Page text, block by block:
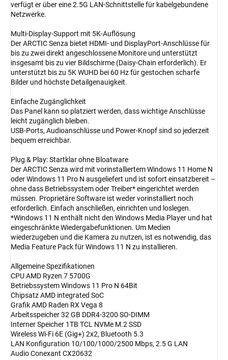
verfügt er über eine 2.5G LAN-Schnittstelle für kabelgebundene
Netzwerke.
Multi-Display-Support mit 5K-Auflösung
Der ARCTIC Senza bietet HDMI- und DisplayPort-Anschlüsse für
bis zu zwei direkt angeschlossene Monitore und unterstützt
insgesamt bis zu vier Bildschirme (Daisy-Chain erforderlich). Er
unterstützt bis zu 5K WUHD bei 60 Hz für gestochen scharfe
Bilder und höchste Detailgenauigkeit.
Einfache Zugänglichkeit
Das Panel kann so platziert werden, dass wichtige Anschlüsse
leicht zugänglich bleiben.
USB-Ports, Audioanschlüsse und Power-Knopf sind so jederzeit
bequem erreichbar.
Plug & Play: Startklar ohne Bloatware
Der ARCTIC Senza wird mit vorinstalliertem Windows 11 Home N
oder Windows 11 Pro N ausgeliefert und ist sofort einsatzbereit –
ohne dass Betriebssystem oder Treiber* eingerichtet werden
müssen. Proprietäre Software ist weder vorinstalliert noch
erforderlich. Einfach anschließen, einrichten und loslegen.
*Windows 11 N enthält nicht den Windows Media Player und hat
eingeschränkte Wiedergabefunktionen. Um Medien
wiederzugeben und die Kamera zu nutzen, ist es notwendig, das
Media Feature Pack für Windows 11 N zu installieren.
Allgemeine Spezifikationen
CPU AMD Ryzen 7 5700G
Betriebssystem Windows 11 Pro N 64Bit
Chipsatz AMD integrated SoC
Grafik AMD Raden RX Vega 8
Arbeitsspeicher 32 GB DDR4-3200 SO-DIMM
Interner Speicher 1TB TCL NVMe M.2 SSD
Wireless Wi-Fi 6E (Gig+) 2x2, Bluetooth 5.3
LAN Konfiguration 10/100/1000/2500 Mbps, 2.5 G LAN
Audio Conexant CX20632